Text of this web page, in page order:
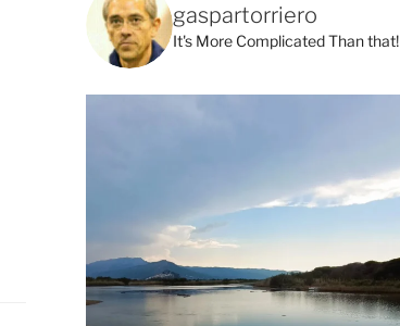
gaspartorriero
It's More Complicated Than that!